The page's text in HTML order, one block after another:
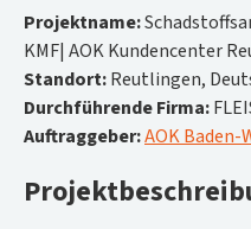
Projektname:
KMF| AOK Kundencenter
Standort:Reutlingen,
Durchführende Firma:
Auftraggeber:AOK